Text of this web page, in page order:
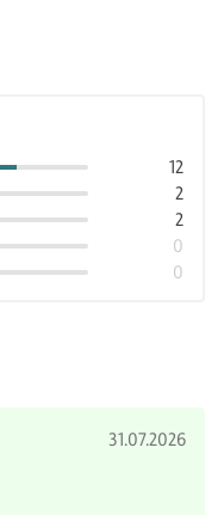
0
0
2
2
12
31.07.2026